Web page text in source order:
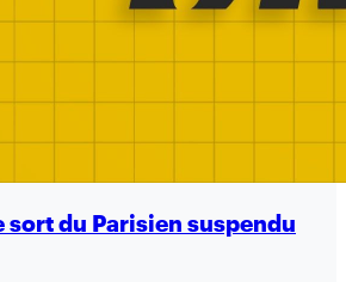
sort du Parisien suspendu